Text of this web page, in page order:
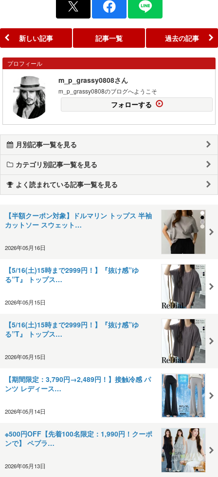
新しい記事 記事一覧 過去の記事
プロフィール
m_p_grassy0808さん
m_p_grassy0808のブログへようこそ
フォローする
月別記事一覧を見る
カテゴリ別記事一覧を見る
よく読まれている記事一覧を見る
【半額クーポン対象】ドルマリン トップス 半袖
カットソー スウェット…
2026年05月16日
【5/16(土)15時まで2999円！】『抜け感”ゆ
る”T』 トップス…
2026年05月15日
【5/16(土)15時まで2999円！】『抜け感”ゆ
る”T』 トップス…
2026年05月15日
【期間限定：3,790円→2,489円！】接触冷感 パ
ンツ レディース…
2026年05月14日
※500円OFF【先着100名限定：1,990円！クーポ
ンで】 ペプラ…
2026年05月13日